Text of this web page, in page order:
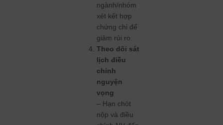
ngành/nhóm
xét kết hợp
chứng chỉ để
giảm rủi ro.
Theo dõi sát
lịch điều
chỉnh
nguyện
vọng
– Hạn chót
nộp và điều